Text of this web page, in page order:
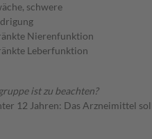
schwere
Nierenfunktion
Leberfunktion
ist zu beachten?
12 Jahren: Das Arzneimittel